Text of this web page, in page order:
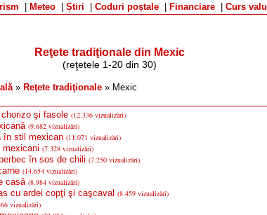
Meteo Știri Coduri poștale Financiare Curs
Reţete tradiţionale din Mexic
(reţetele 1-20 din 30)
» Reţete tradiţionale » Mexic
şi fasole (12.336 vizualizări)
(9.682 vizualizări)
în stil mexican (11.071 vizualizări)
mexicani (7.328 vizualizări)
în sos de chili (7.250 vizualizări)
(14.654 vizualizări)
casă (8.984 vizualizări)
cu ardei copţi şi caşcaval (8.459 vizualizări)
vizualizări)